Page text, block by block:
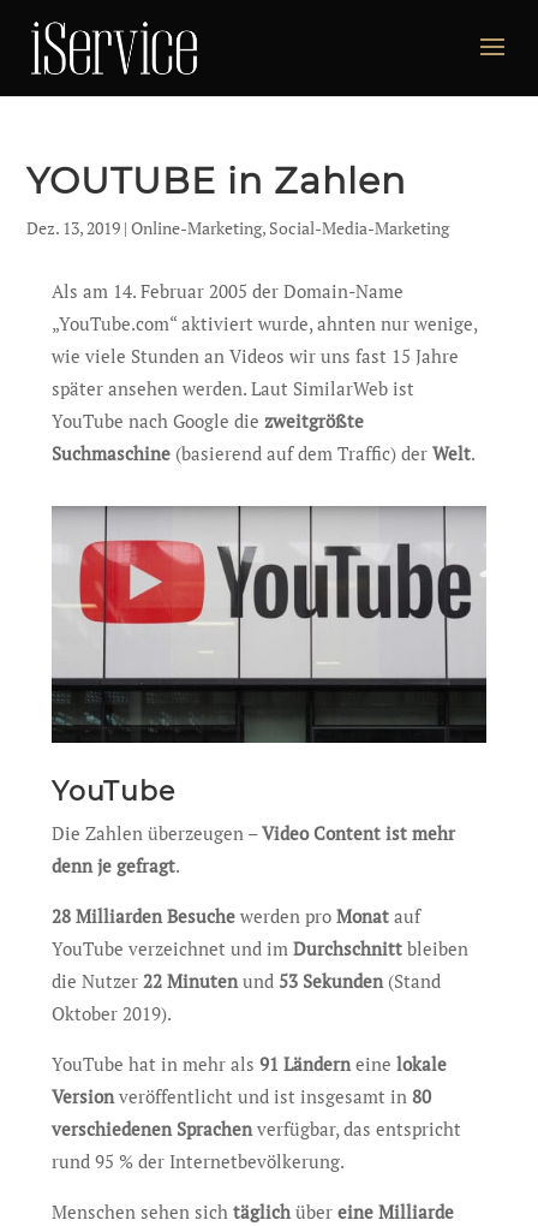
YOUTUBE in Zahlen
Dez. 13, 2019 |Online-Marketing, Social-Media-Marketing
Als am 14. Februar 2005 der Domain-Name
„YouTube.com“ aktiviert wurde, ahnten nur wenige,
wie viele Stunden an Videos wir uns fast 15 Jahre
später ansehen werden. Laut SimilarWeb ist
YouTube nach Google die zweitgrößte
Suchmaschine(basierend auf dem Traffic) der Welt.
YouTube
Die Zahlen überzeugen –Video Content ist mehr
denn je gefragt.
28 Milliarden Besuchewerden pro Monatauf
YouTube verzeichnet und im Durchschnittbleiben
die Nutzer 22 Minutenund 53 Sekunden(Stand
Oktober 2019).
YouTube hat in mehr als 91 Länderneine lokale
Versionveröffentlicht und ist insgesamt in 80
verschiedenen Sprachenverfügbar, das entspricht
rund 95 % der Internetbevölkerung.
Menschen sehen sich täglichüber eine Milliarde